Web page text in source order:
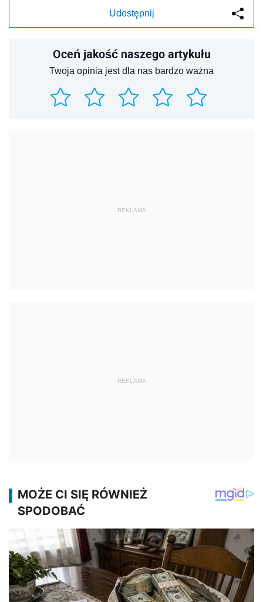
Udostępnij
Oceń jakość naszego artykułu
Twoja opinia jest dla nas bardzo ważna
REKLAMA
REKLAMA